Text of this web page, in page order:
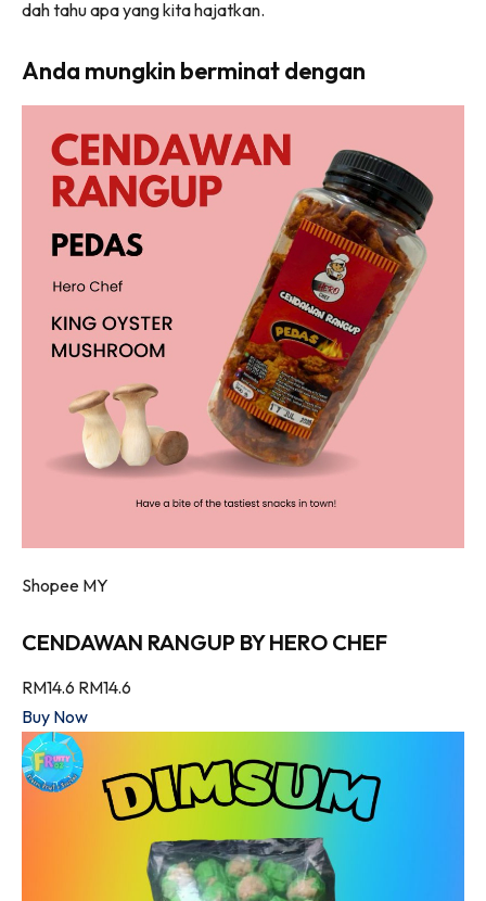
dah tahu apa yang kita hajatkan.
Anda mungkin berminat dengan
Shopee MY
CENDAWAN RANGUP BY HERO CHEF
RM14.6 RM14.6
Buy Now